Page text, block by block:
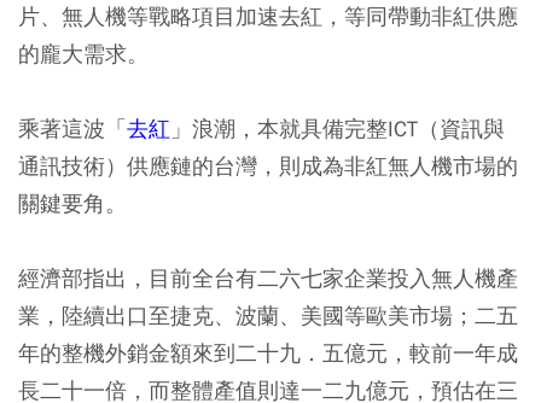
片、無人機等戰略項目加速去紅，等同帶動非紅供應
的龐大需求。
乘著這波「去紅 」浪潮，本就具備完整ICT（資訊與
通訊技術）供應鏈的台灣，則成為非紅無人機市場的
關鍵要角。
經濟部指出，目前全台有二六七家企業投入無人機產
業，陸續出口至捷克、波蘭、美國等歐美市場；二五
年的整機外銷金額來到二十九．五億元，較前一年成
長二十一倍，而整體產值則達一二九億元，預估在三